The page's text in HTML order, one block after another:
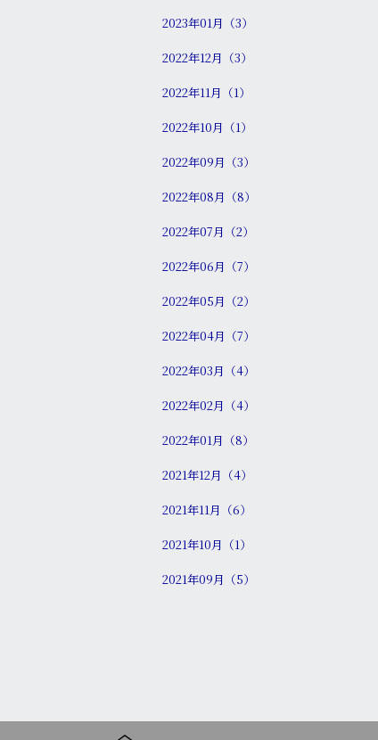
2023年01月（3）
2022年12月（3）
2022年11月（1）
2022年10月（1）
2022年09月（3）
2022年08月（8）
2022年07月（2）
2022年06月（7）
2022年05月（2）
2022年04月（7）
2022年03月（4）
2022年02月（4）
2022年01月（8）
2021年12月（4）
2021年11月（6）
2021年10月（1）
2021年09月（5）